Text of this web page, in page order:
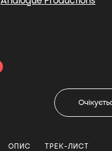
ОПИС ТРЕК-ЛИСТ